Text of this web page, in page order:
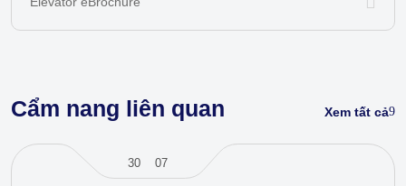
Cẩm nang liên quan Xem tất cả
30 07